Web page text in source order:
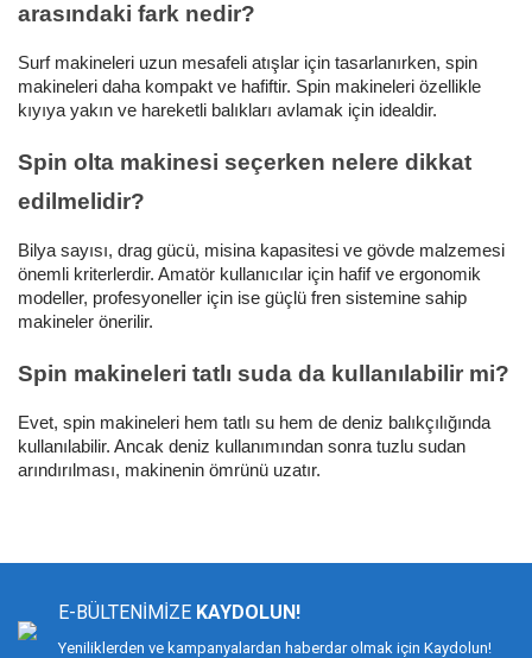
arasındaki fark nedir?
Surf makineleri uzun mesafeli atışlar için tasarlanırken, spin
makineleri daha kompakt ve hafiftir. Spin makineleri özellikle
kıyıya yakın ve hareketli balıkları avlamak için idealdir.
Spin olta makinesi seçerken nelere dikkat
edilmelidir?
Bilya sayısı, drag gücü, misina kapasitesi ve gövde malzemesi
önemli kriterlerdir. Amatör kullanıcılar için hafif ve ergonomik
modeller, profesyoneller için ise güçlü fren sistemine sahip
makineler önerilir.
Spin makineleri tatlı suda da kullanılabilir mi?
Evet, spin makineleri hem tatlı su hem de deniz balıkçılığında
kullanılabilir. Ancak deniz kullanımından sonra tuzlu sudan
arındırılması, makinenin ömrünü uzatır.
E-BÜLTENİMİZE KAYDOLUN!
Yeniliklerden ve kampanyalardan haberdar olmak için Kaydolun!